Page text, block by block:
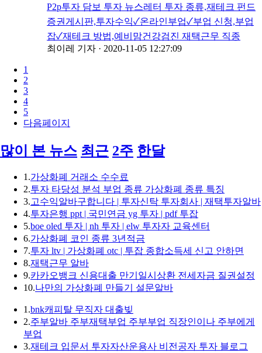
P2p투자 담보 투자 뉴스레터 투자 종류,재테크 펀드
증권게시판,투자수익✓온라인부업✓부업 신청,부업
잡✓재테크 방법,예비맘건강검진 재택근무 직종
최이레 기자 · 2020-11-05 12:27:09
1
2
3
4
5
다음페이지
많이 본 뉴스 최근 2주 한달
1.가상화폐 거래소 수수료
2.투자 타당성 분석 부업 종류 가상화폐 종류 특징
3.고수익알바구합니다 | 투자신탁 투자회사 | 재택투자알바
4.투자은행 ppt | 국민연금 yg 투자 | pdf 투잡
5.boe oled 투자 | nh 투자 | elw 투자자 교육센터
6.가상화폐 코인 종류 3년적금
7.투자 ltv | 가상화폐 otc | 투잡 종합소득세 신고 안하면
8.재택근무 알바
9.카카오뱅크 신용대출 만기일시상환 전세자금 질권설정
10.나만의 가상화폐 만들기 설문알바
1.bnk캐피탈 무직자 대출빚
2.주부알바 주부재택부업 주부부업 직장인이나 주부에게
부업
3.재테크 입문서 투자자산운용사 비전공자 투자 블로그